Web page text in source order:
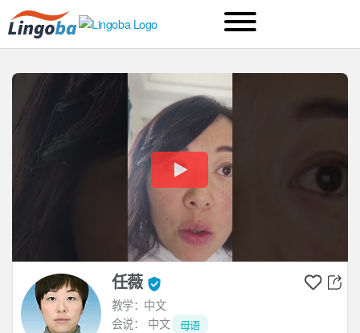
任薇
教学：中文
会说：
中文 母语